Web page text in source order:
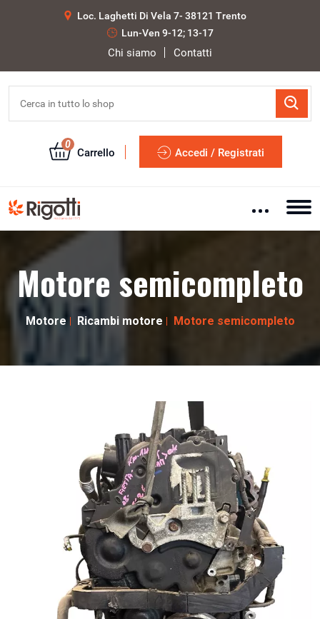
Loc. Laghetti Di Vela 7- 38121 Trento
Lun-Ven 9-12; 13-17
Chi siamo Contatti
0
Carrello Accedi / Registrati
Motore semicompleto
Motore Ricambi motore Motore semicompleto